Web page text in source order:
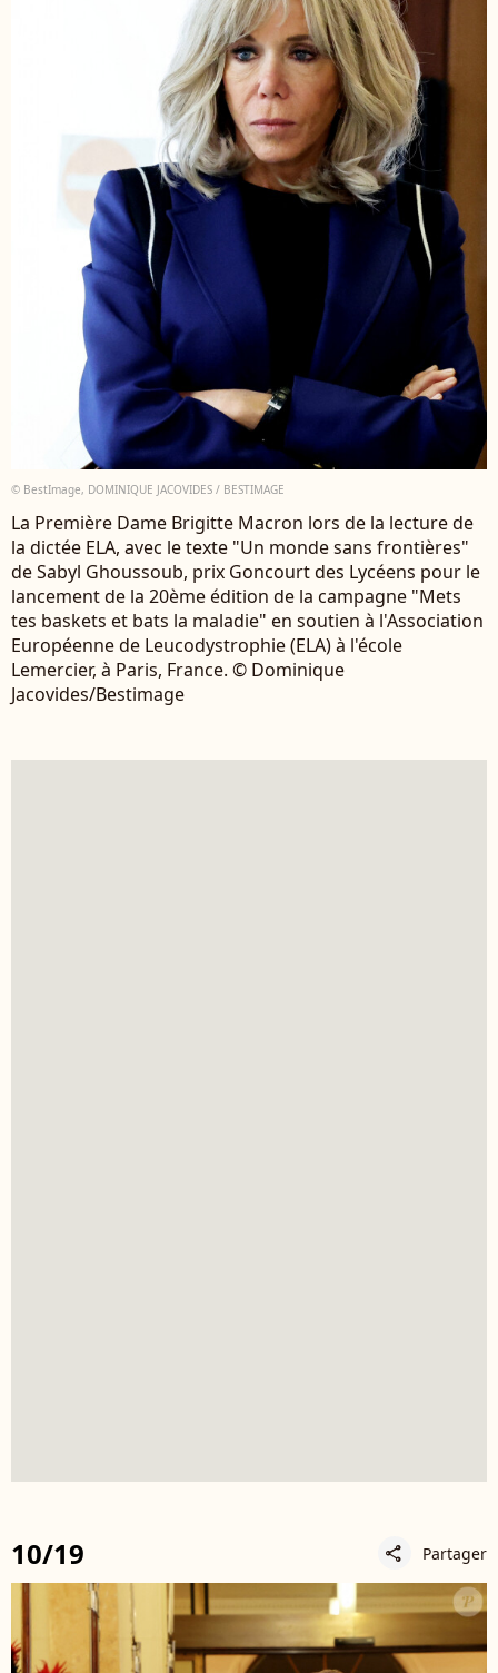
© BestImage, DOMINIQUE JACOVIDES / BESTIMAGE
La Première Dame Brigitte Macron lors de la lecture de
la dictée ELA, avec le texte "Un monde sans frontières"
de Sabyl Ghoussoub, prix Goncourt des Lycéens pour le
lancement de la 20ème édition de la campagne "Mets
tes baskets et bats la maladie" en soutien à l'Association
Européenne de Leucodystrophie (ELA) à l'école
Lemercier, à Paris, France. © Dominique
Jacovides/Bestimage
10/19 share Partager